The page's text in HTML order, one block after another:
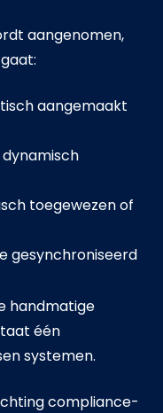
aangenomen,
aangemaakt
toegewezen of
gesynchroniseerd
handmatige
één
systemen.
compliance-